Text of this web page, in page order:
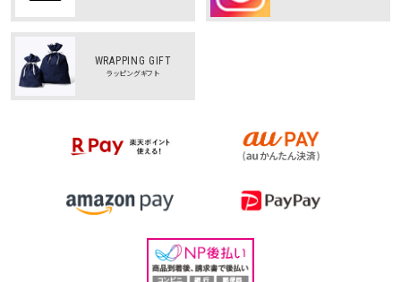
WRAPPING GIFT
ラッピングギフト